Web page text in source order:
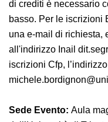
La partecipazione è
rilascio di crediti è
indicato in basso. Per
deve inviare una e-
l'8 maggio 2023,
Cfp, l’indirizzo da